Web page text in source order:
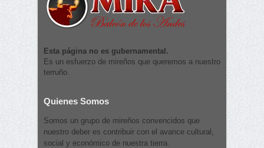
Esta página no es gubernamental.
Es un esfuerzo de mireños que queremos a nuestro
terruño.
Quienes Somos
Somos un grupo de mireños convencidos que
nuestro deber es contribuir con el avance cultural,
social y económico de nuestra tierra.